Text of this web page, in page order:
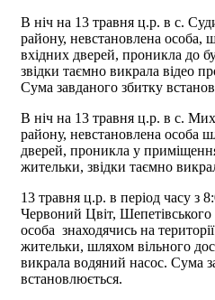
В ніч на 13 травня ц.р. в с.
району, невстановлена
вхідних дверей, проникла до
звідки таємно викрала відео
Сума завданого збитку
В ніч на 13 травня ц.р. в с.
району, невстановлена особа
дверей, проникла у
жительки, звідки таємно
13 травня ц.р. в період часу з
Червоний Цвіт, Шепетівського
особа знаходячись на
жительки, шляхом вільного
викрала водяний насос. Сума
встановлюється.